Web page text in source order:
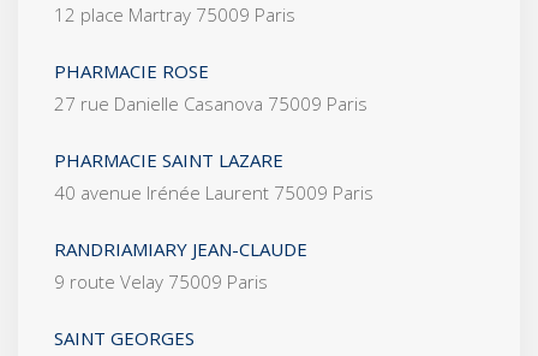
12 place Martray 75009 Paris
PHARMACIE ROSE
27 rue Danielle Casanova 75009 Paris
PHARMACIE SAINT LAZARE
40 avenue Irénée Laurent 75009 Paris
RANDRIAMIARY JEAN-CLAUDE
9 route Velay 75009 Paris
SAINT GEORGES